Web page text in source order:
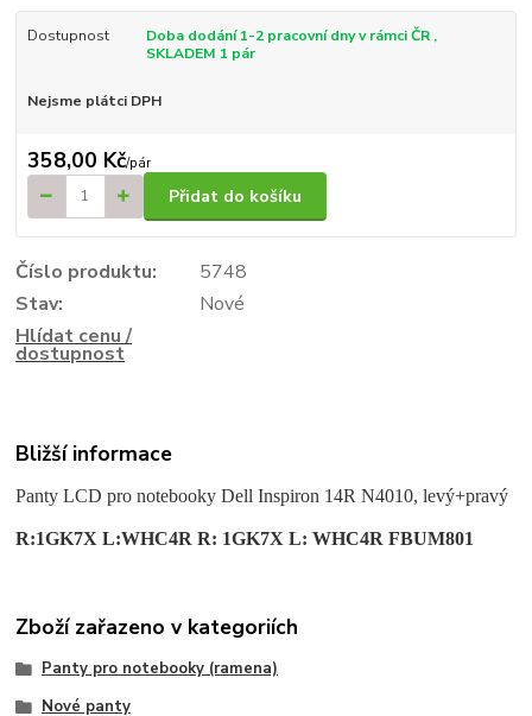
Dostupnost
Doba dodání 1-2 pracovní dny v rámci ČR ,
SKLADEM 1 pár
Nejsme plátci DPH
358,00 Kč/pár
Přidat do košíku
Číslo produktu:
5748
Stav:
Nové
Hlídat cenu /
dostupnost
Bližší informace
Panty LCD pro notebooky Dell Inspiron 14R N4010, levý+pravý
R:1GK7X L:WHC4R R: 1GK7X L: WHC4R FBUM801
Zboží zařazeno v kategoriích
Panty pro notebooky (ramena)
Nové panty